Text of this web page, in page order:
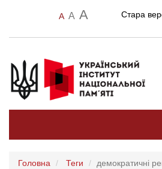
A A A Стара
Головна Теги демократичні